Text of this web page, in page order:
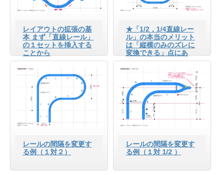
レイアウトの拡張の基
本 まず「直線レール」
の１セットを挿入する
ことから
★「1/2，1/4直線レー
ル」の本当のメリット
は「縦横のみのズレに
変換できる」点にあ
る！
レールの間隔を変更す
る例（１対２）
レールの間隔を変更す
る例（１対 1/2 ）